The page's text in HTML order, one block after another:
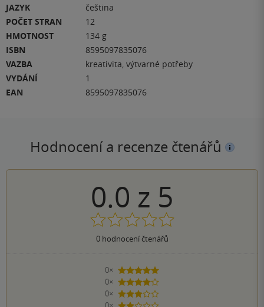
JAZYK
čeština
POČET STRAN
12
HMOTNOST
134 g
ISBN
8595097835076
VAZBA
kreativita, výtvarné potřeby
VYDÁNÍ
1
EAN
8595097835076
Hodnocení a recenze čtenářů
0.0 z 5
0hodnocení čtenářů
0×
5 hvězdiček
0×
4 hvězdičky
0×
3 hvězdičky